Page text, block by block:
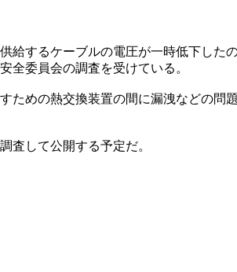
するケーブルの電圧が一時低下した
全委員会の調査を受けている。
めの熱交換装置の間に漏洩などの問
査して公開する予定だ。